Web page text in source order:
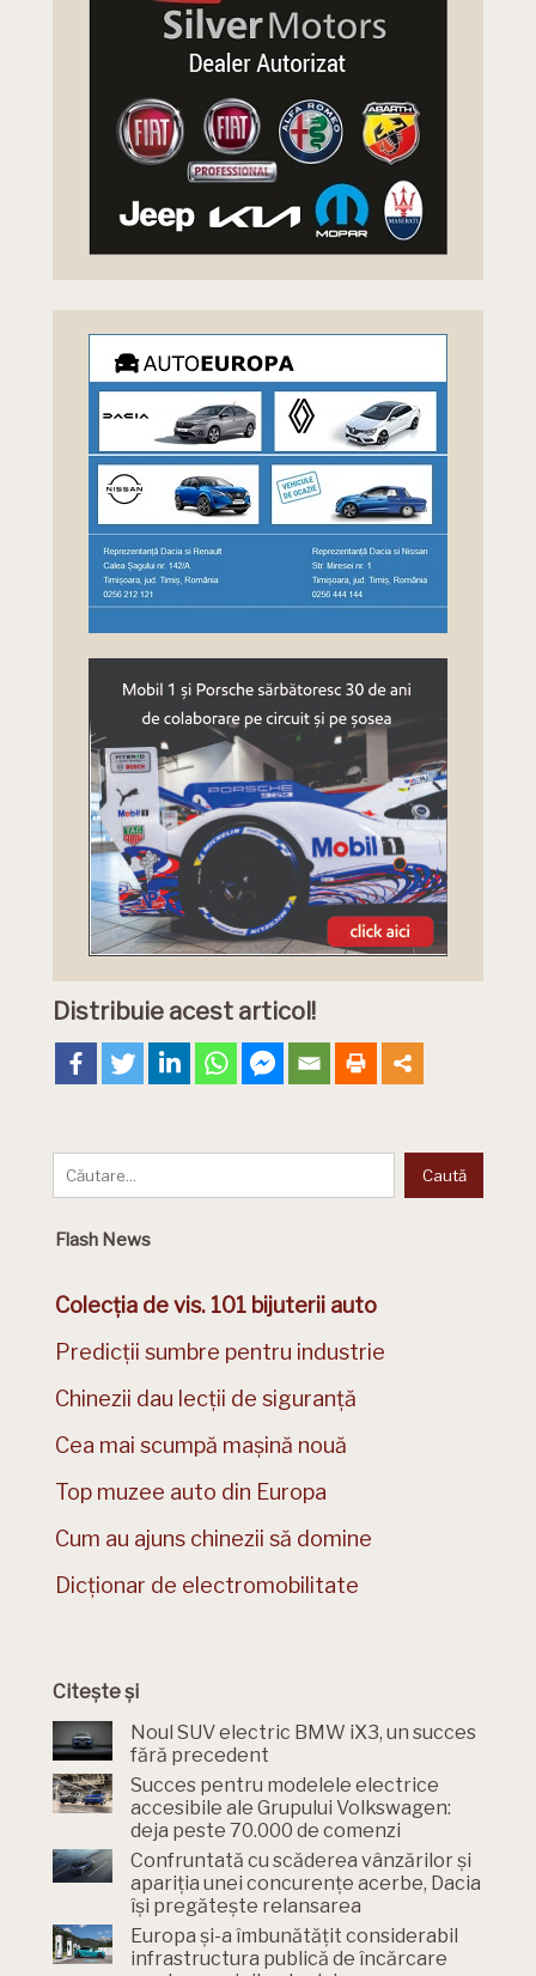
Distribuie acest articol!
Flash News
Colecția de vis. 101 bijuterii auto
Predicții sumbre pentru industrie
Chinezii dau lecții de siguranță
Cea mai scumpă mașină nouă
Top muzee auto din Europa
Cum au ajuns chinezii să domine
Dicționar de electromobilitate
Citește și
Noul SUV electric BMW iX3, un succes
fără precedent
Succes pentru modelele electrice
accesibile ale Grupului Volkswagen:
deja peste 70.000 de comenzi
Confruntată cu scăderea vânzărilor și
apariția unei concurențe acerbe, Dacia
își pregătește relansarea
Europa și-a îmbunătățit considerabil
infrastructura publică de încărcare